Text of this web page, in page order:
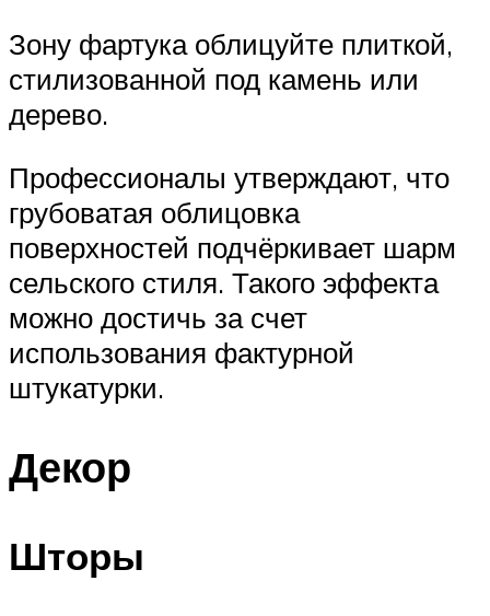
Зону фартука облицуйте плиткой,
стилизованной под камень или
дерево.
Профессионалы утверждают, что
грубоватая облицовка
поверхностей подчёркивает шарм
сельского стиля. Такого эффекта
можно достичь за счет
использования фактурной
штукатурки.
Декор
Шторы